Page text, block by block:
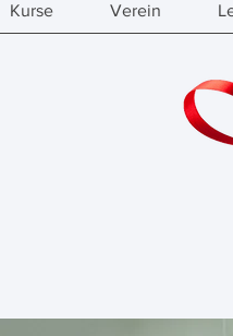
Kurse Verein